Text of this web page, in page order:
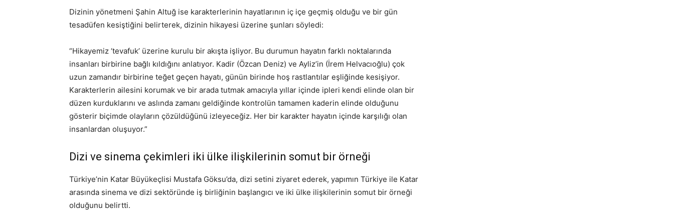
Dizinin yönetmeni Şahin Altuğ ise karakterlerinin hayatlarının iç içe geçmiş olduğu ve bir gün
tesadüfen kesiştiğini belirterek, dizinin hikayesi üzerine şunları söyledi:
“Hikayemiz ‘tevafuk’ üzerine kurulu bir akışta işliyor. Bu durumun hayatın farklı noktalarında
insanları birbirine bağlı kıldığını anlatıyor. Kadir (Özcan Deniz) ve Ayliz’in (İrem Helvacıoğlu) çok
uzun zamandır birbirine teğet geçen hayatı, günün birinde hoş rastlantılar eşliğinde kesişiyor.
Karakterlerin ailesini korumak ve bir arada tutmak amacıyla yıllar içinde ipleri kendi elinde olan bir
düzen kurduklarını ve aslında zamanı geldiğinde kontrolün tamamen kaderin elinde olduğunu
gösterir biçimde olayların çözüldüğünü izleyeceğiz. Her bir karakter hayatın içinde karşılığı olan
insanlardan oluşuyor.”
Dizi ve sinema çekimleri iki ülke ilişkilerinin somut bir örneği
Türkiye’nin Katar Büyükeçlisi Mustafa Göksu’da, dizi setini ziyaret ederek, yapımın Türkiye ile Katar
arasında sinema ve dizi sektöründe iş birliğinin başlangıcı ve iki ülke ilişkilerinin somut bir örneği
olduğunu belirtti.